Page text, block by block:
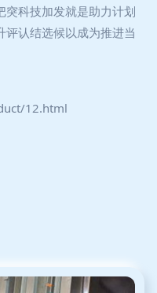
突科技加发就是助力计划
认结选候以成为推进当
12.html